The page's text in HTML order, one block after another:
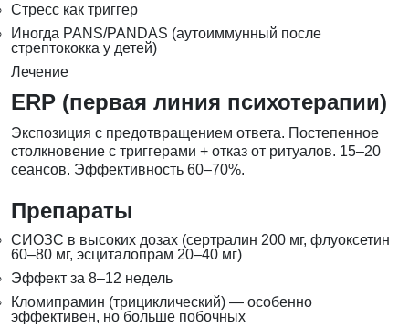
Стресс как триггер
Иногда PANS/PANDAS (аутоиммунный после
стрептококка у детей)
Лечение
ERP (первая линия психотерапии)
Экспозиция с предотвращением ответа. Постепенное
столкновение с триггерами + отказ от ритуалов. 15–20
сеансов. Эффективность 60–70%.
Препараты
СИОЗС в высоких дозах (сертралин 200 мг, флуоксетин
60–80 мг, эсциталопрам 20–40 мг)
Эффект за 8–12 недель
Кломипрамин (трициклический) — особенно
эффективен, но больше побочных